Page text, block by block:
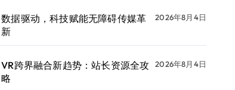
数据驱动，科技赋能无障碍传媒革
新
2026年8月4日
VR跨界融合新趋势：站长资源全攻
略
2026年8月4日